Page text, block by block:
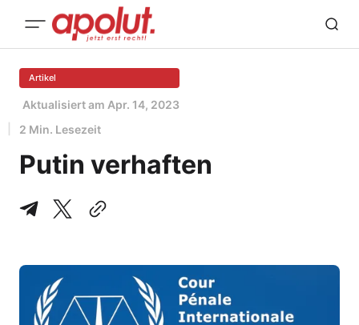
Artikel
Aktualisiert am Apr. 14, 2023
2 Min. Lesezeit
Putin verhaften